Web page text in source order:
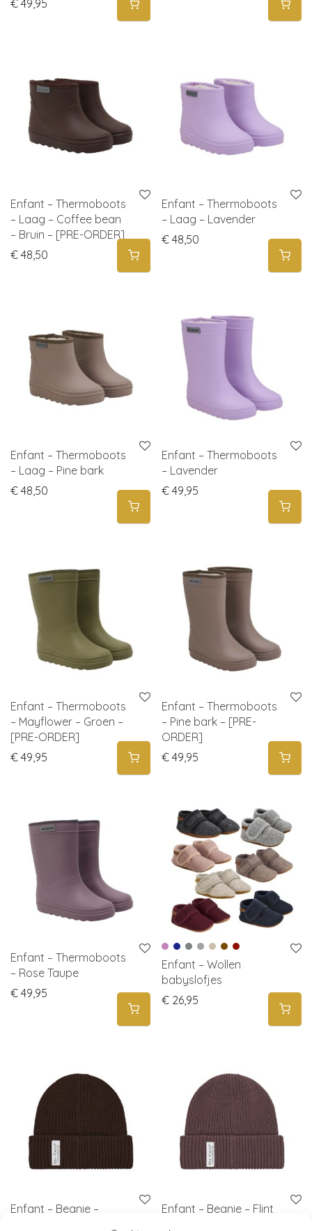
€ 49,95
Enfant – Thermoboots
– Laag – Coffee bean
– Bruin – [PRE-ORDER]
€ 48,50
Enfant – Thermoboots
– Laag – Lavender
€ 48,50
Enfant – Thermoboots
– Laag – Pine bark
€ 48,50
Enfant – Thermoboots
– Lavender
€ 49,95
Enfant – Thermoboots
– Mayflower – Groen –
[PRE-ORDER]
€ 49,95
Enfant – Thermoboots
– Pine bark – [PRE-
ORDER]
€ 49,95
Enfant – Thermoboots
– Rose Taupe
€ 49,95
Enfant – Wollen
babyslofjes
€ 26,95
Enfant – Beanie –
Enfant – Beanie – Flint